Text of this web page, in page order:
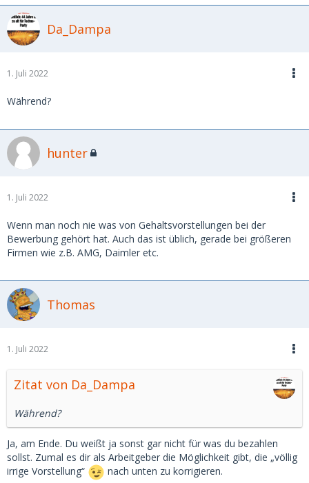
Da_Dampa
1. Juli 2022
Während?
hunter
1. Juli 2022
Wenn man noch nie was von Gehaltsvorstellungen bei der
Bewerbung gehört hat. Auch das ist üblich, gerade bei größeren
Firmen wie z.B. AMG, Daimler etc.
Thomas
1. Juli 2022
Zitat von Da_Dampa
Während?
Ja, am Ende. Du weißt ja sonst gar nicht für was du bezahlen
sollst. Zumal es dir als Arbeitgeber die Möglichkeit gibt, die „völlig
irrige Vorstellung“
nach unten zu korrigieren.